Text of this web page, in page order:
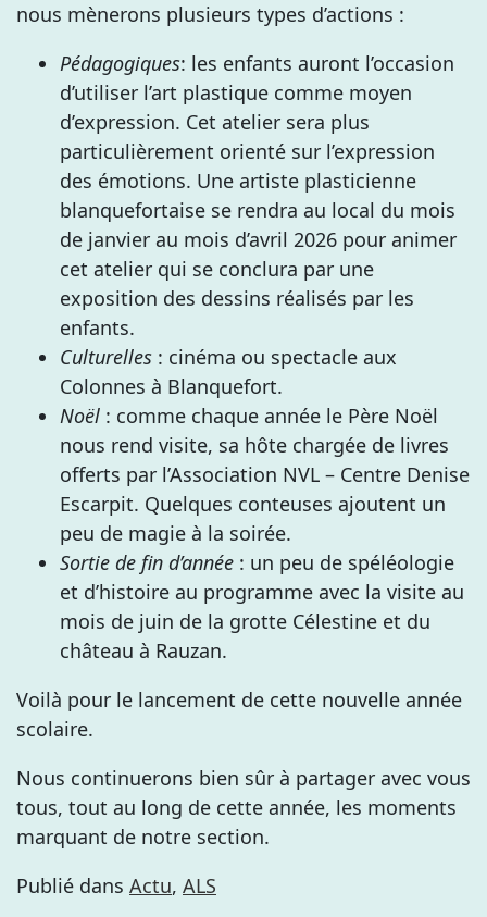
nous mènerons plusieurs types d’actions :
Pédagogiques: les enfants auront l’occasion
d’utiliser l’art plastique comme moyen
d’expression. Cet atelier sera plus
particulièrement orienté sur l’expression
des émotions. Une artiste plasticienne
blanquefortaise se rendra au local du mois
de janvier au mois d’avril 2026 pour animer
cet atelier qui se conclura par une
exposition des dessins réalisés par les
enfants.
Culturelles : cinéma ou spectacle aux
Colonnes à Blanquefort.
Noël : comme chaque année le Père Noël
nous rend visite, sa hôte chargée de livres
offerts par l’Association NVL – Centre Denise
Escarpit. Quelques conteuses ajoutent un
peu de magie à la soirée.
Sortie de fin d’année : un peu de spéléologie
et d’histoire au programme avec la visite au
mois de juin de la grotte Célestine et du
château à Rauzan.
Voilà pour le lancement de cette nouvelle année
scolaire.
Nous continuerons bien sûr à partager avec vous
tous, tout au long de cette année, les moments
marquant de notre section.
Publié dans Actu, ALS